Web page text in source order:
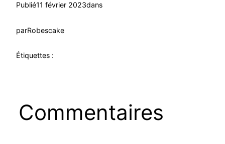
Publié11 février 2023dans
parRobescake
Étiquettes :
Commentaires